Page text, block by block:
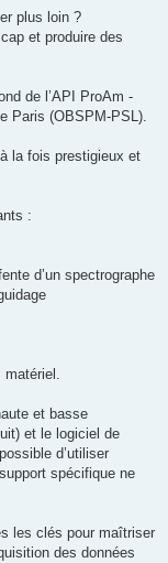
plus loin ?
et produire des
de l’API ProAm -
Paris (OBSPM-PSL).
la fois prestigieux et
:
d’un spectrographe
matériel.
et basse
et le logiciel de
d’utiliser
spécifique ne
les clés pour maîtriser
des données